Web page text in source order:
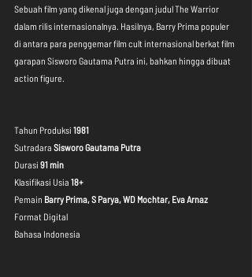
Sebuah film yang dikenal juga dengan judul The Warrior
dalam rilis internasionalnya. Hasilnya, Barry Prima populer
di antara para penggemar film cult internasional berkat film
garapan Sisworo Gautama Putra ini, bahkan hingga dibuat
action figure.
Tahun Produksi 1981
Sutradara Sisworo Gautama Putra
Durasi 91 min
Klasifikasi Usia 18+
Pemain Barry Prima, S Parya, WD Mochtar, Eva Arnaz
Format Digital
Bahasa Indonesia